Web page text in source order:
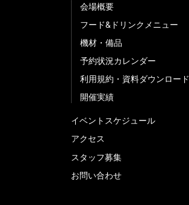
会場概要
フード&ドリンクメニュー
機材・備品
予約状況カレンダー
利用規約・資料ダウンロード
開催実績
イベントスケジュール
アクセス
スタッフ募集
お問い合わせ